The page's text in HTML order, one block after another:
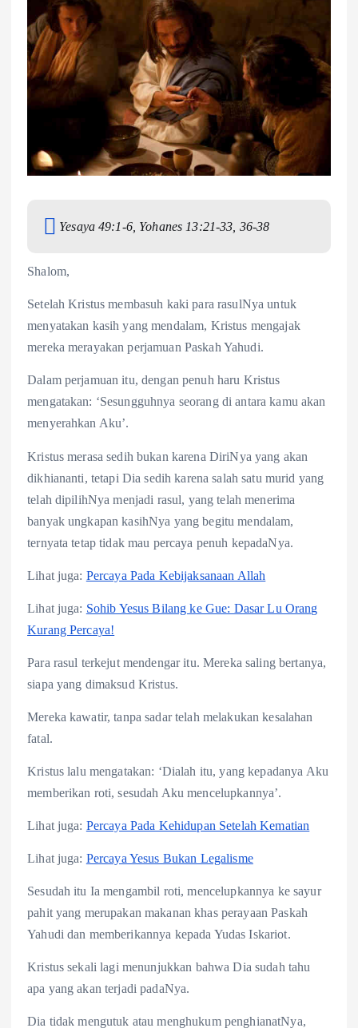
Yesaya 49:1-6, Yohanes 13:21-33, 36-38
Shalom,
Setelah Kristus membasuh kaki para rasulNya untuk
menyatakan kasih yang mendalam, Kristus mengajak
mereka merayakan perjamuan Paskah Yahudi.
Dalam perjamuan itu, dengan penuh haru Kristus
mengatakan: ‘Sesungguhnya seorang di antara kamu akan
menyerahkan Aku’.
Kristus merasa sedih bukan karena DiriNya yang akan
dikhiananti, tetapi Dia sedih karena salah satu murid yang
telah dipilihNya menjadi rasul, yang telah menerima
banyak ungkapan kasihNya yang begitu mendalam,
ternyata tetap tidak mau percaya penuh kepadaNya.
Lihat juga: Percaya Pada Kebijaksanaan Allah
Lihat juga: Sohib Yesus Bilang ke Gue: Dasar Lu Orang
Kurang Percaya!
Para rasul terkejut mendengar itu. Mereka saling bertanya,
siapa yang dimaksud Kristus.
Mereka kawatir, tanpa sadar telah melakukan kesalahan
fatal.
Kristus lalu mengatakan: ‘Dialah itu, yang kepadanya Aku
memberikan roti, sesudah Aku mencelupkannya’.
Lihat juga: Percaya Pada Kehidupan Setelah Kematian
Lihat juga: Percaya Yesus Bukan Legalisme
Sesudah itu Ia mengambil roti, mencelupkannya ke sayur
pahit yang merupakan makanan khas perayaan Paskah
Yahudi dan memberikannya kepada Yudas Iskariot.
Kristus sekali lagi menunjukkan bahwa Dia sudah tahu
apa yang akan terjadi padaNya.
Dia tidak mengutuk atau menghukum penghianatNya,